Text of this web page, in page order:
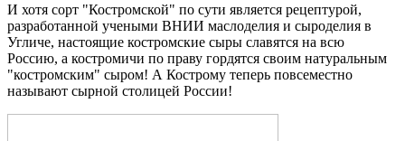
И хотя сорт "Костромской" по сути является рецептурой,
разработанной учеными ВНИИ маслоделия и сыроделия в
Угличе, настоящие костромские сыры славятся на всю
Россию, а костромичи по праву гордятся своим натуральным
"костромским" сыром! А Кострому теперь повсеместно
называют сырной столицей России!